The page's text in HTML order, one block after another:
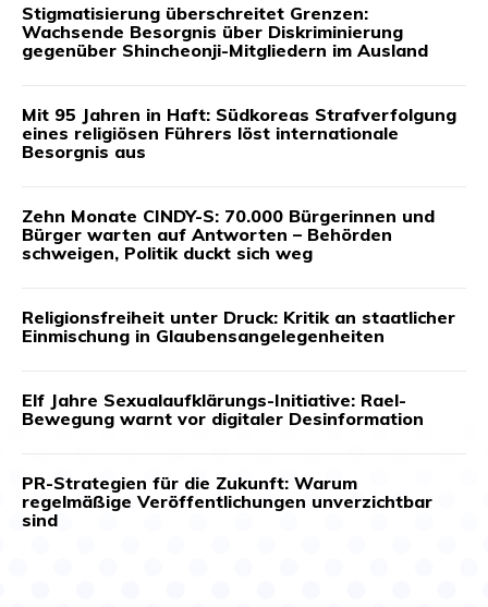
Stigmatisierung überschreitet Grenzen:
Wachsende Besorgnis über Diskriminierung
gegenüber Shincheonji-Mitgliedern im Ausland
Mit 95 Jahren in Haft: Südkoreas Strafverfolgung
eines religiösen Führers löst internationale
Besorgnis aus
Zehn Monate CINDY-S: 70.000 Bürgerinnen und
Bürger warten auf Antworten – Behörden
schweigen, Politik duckt sich weg
Religionsfreiheit unter Druck: Kritik an staatlicher
Einmischung in Glaubensangelegenheiten
Elf Jahre Sexualaufklärungs-Initiative: Rael-
Bewegung warnt vor digitaler Desinformation
PR-Strategien für die Zukunft: Warum
regelmäßige Veröffentlichungen unverzichtbar
sind